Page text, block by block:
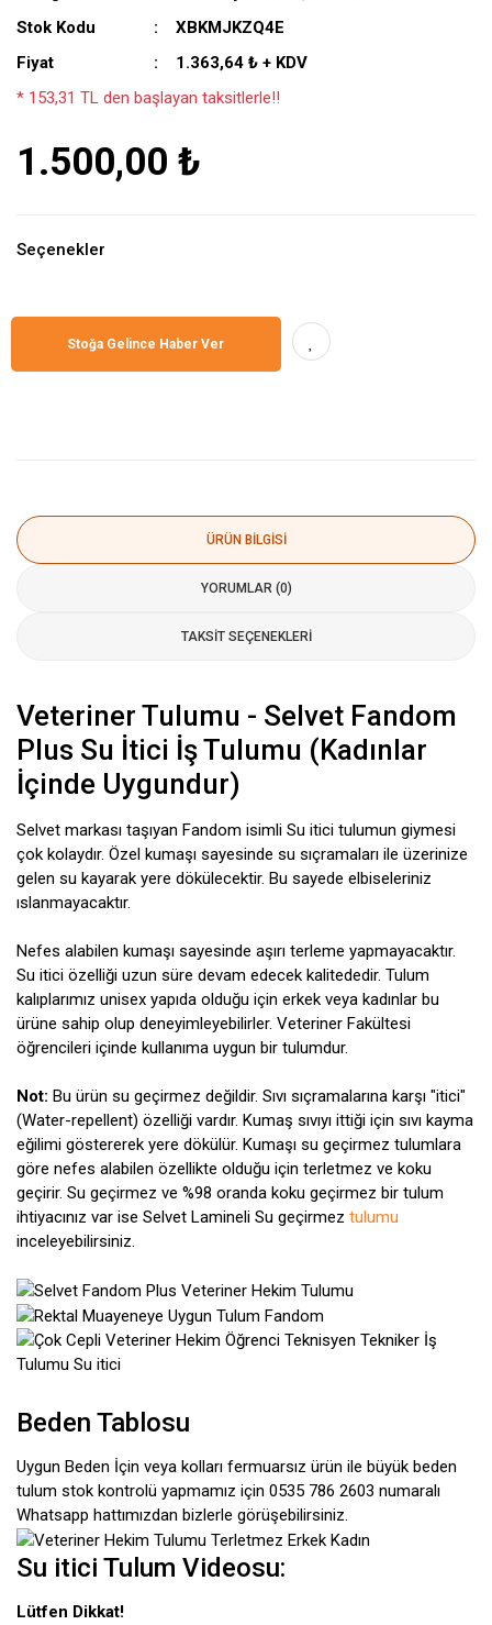
Stok Kodu
XBKMJKZQ4E
Fiyat
1.363,64 ₺ + KDV
* 153,31 TL den başlayan taksitlerle!!
1.500,00 ₺
Seçenekler
Stoğa Gelince Haber Ver
ÜRÜN BILGISI
YORUMLAR (0)
TAKSIT SEÇENEKLERI
Veteriner Tulumu - Selvet Fandom
Plus Su İtici İş Tulumu (Kadınlar
İçinde Uygundur)
Selvet markası taşıyan Fandom isimli Su itici tulumun giymesi
çok kolaydır. Özel kumaşı sayesinde su sıçramaları ile üzerinize
gelen su kayarak yere dökülecektir. Bu sayede elbiseleriniz
ıslanmayacaktır.
Nefes alabilen kumaşı sayesinde aşırı terleme yapmayacaktır.
Su itici özelliği uzun süre devam edecek kalitededir. Tulum
kalıplarımız unisex yapıda olduğu için erkek veya kadınlar bu
ürüne sahip olup deneyimleyebilirler. Veteriner Fakültesi
öğrencileri içinde kullanıma uygun bir tulumdur.
Not: Bu ürün su geçirmez değildir. Sıvı sıçramalarına karşı "itici"
(Water-repellent) özelliği vardır. Kumaş sıvıyı ittiği için sıvı kayma
eğilimi göstererek yere dökülür. Kumaşı su geçirmez tulumlara
göre nefes alabilen özellikte olduğu için terletmez ve koku
geçirir. Su geçirmez ve %98 oranda koku geçirmez bir tulum
ihtiyacınız var ise Selvet Lamineli Su geçirmez tulumu
inceleyebilirsiniz.
Beden Tablosu
Uygun Beden İçin veya kolları fermuarsız ürün ile büyük beden
tulum stok kontrolü yapmamız için 0535 786 2603 numaralı
Whatsapp hattımızdan bizlerle görüşebilirsiniz.
Su itici Tulum Videosu:
Lütfen Dikkat!